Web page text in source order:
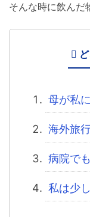
そんな時に飲んだ
母が私
海外旅
病院で
私は少